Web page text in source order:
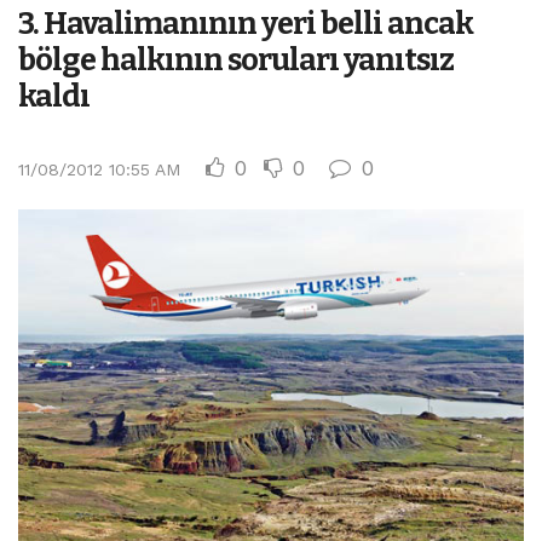
3. Havalimanının yeri belli ancak
bölge halkının soruları yanıtsız
kaldı
11/08/2012 10:55 AM 0 0 0